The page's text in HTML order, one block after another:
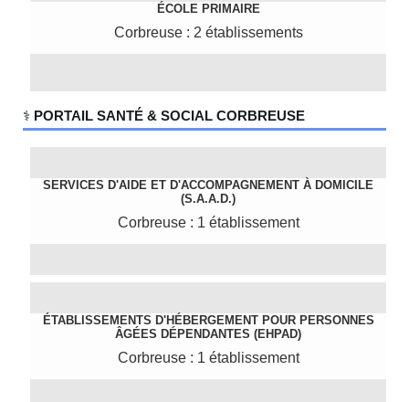
ÉCOLE PRIMAIRE
Corbreuse : 2 établissements
‍⚕️ PORTAIL SANTÉ & SOCIAL CORBREUSE
SERVICES D'AIDE ET D'ACCOMPAGNEMENT À DOMICILE
(S.A.A.D.)
Corbreuse : 1 établissement
ÉTABLISSEMENTS D'HÉBERGEMENT POUR PERSONNES
ÂGÉES DÉPENDANTES (EHPAD)
Corbreuse : 1 établissement